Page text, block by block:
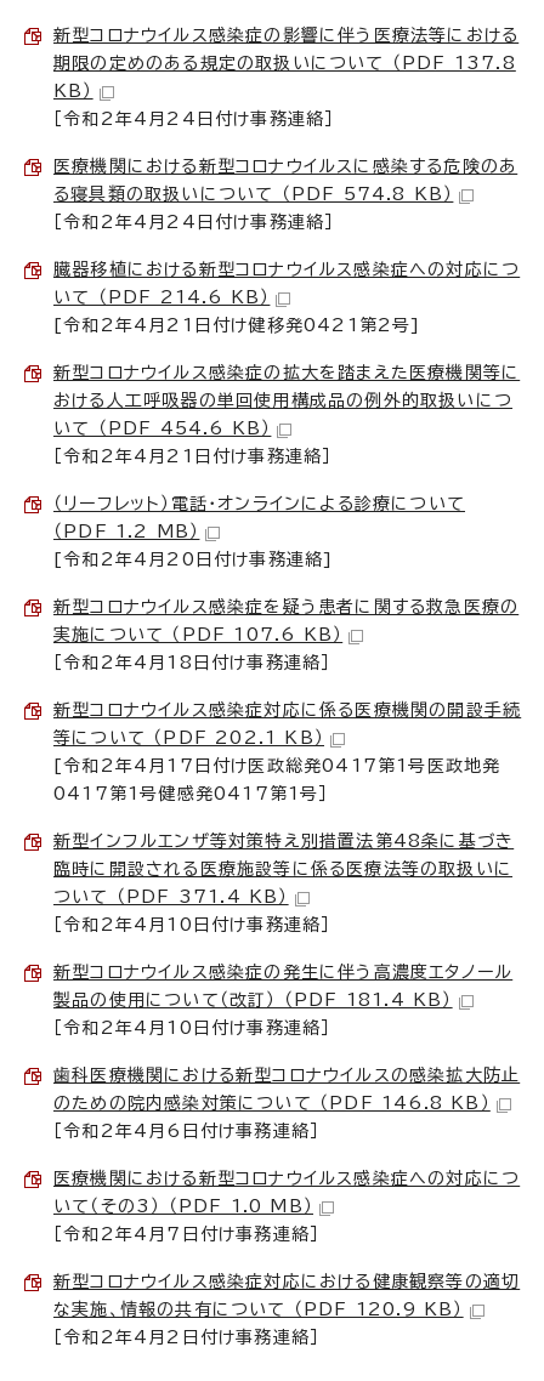
新型コロナウイルス感染症の影響に伴う医療法等における
期限の定めのある規定の取扱いについて （PDF 137.8
KB）
［令和2年4月24日付け事務連絡］
医療機関における新型コロナウイルスに感染する危険のあ
る寝具類の取扱いについて （PDF 574.8 KB）
［令和2年4月24日付け事務連絡］
臓器移植における新型コロナウイルス感染症への対応につ
いて （PDF 214.6 KB）
[令和2年4月21日付け健移発0421第2号]
新型コロナウイルス感染症の拡大を踏まえた医療機関等に
おける人工呼吸器の単回使用構成品の例外的取扱いにつ
いて （PDF 454.6 KB）
［令和2年4月21日付け事務連絡］
（リーフレット）電話・オンラインによる診療について
（PDF 1.2 MB）
[令和2年4月20日付け事務連絡]
新型コロナウイルス感染症を疑う患者に関する救急医療の
実施について （PDF 107.6 KB）
［令和2年4月18日付け事務連絡］
新型コロナウイルス感染症対応に係る医療機関の開設手続
等について （PDF 202.1 KB）
[令和2年4月17日付け医政総発0417第1号医政地発
0417第1号健感発0417第1号］
新型インフルエンザ等対策特え別措置法第48条に基づき
臨時に開設される医療施設等に係る医療法等の取扱いに
ついて （PDF 371.4 KB）
［令和2年4月10日付け事務連絡］
新型コロナウイルス感染症の発生に伴う高濃度エタノール
製品の使用について（改訂） （PDF 181.4 KB）
［令和2年4月10日付け事務連絡］
歯科医療機関における新型コロナウイルスの感染拡大防止
のための院内感染対策について （PDF 146.8 KB）
［令和2年4月6日付け事務連絡］
医療機関における新型コロナウイルス感染症への対応につ
いて（その3） （PDF 1.0 MB）
［令和2年4月7日付け事務連絡］
新型コロナウイルス感染症対応における健康観察等の適切
な実施、情報の共有について （PDF 120.9 KB）
［令和2年4月2日付け事務連絡］